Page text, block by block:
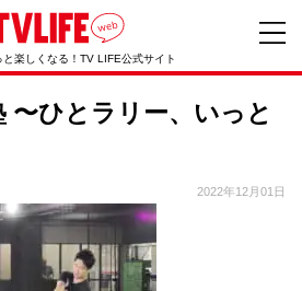
と楽しくなる！TV LIFE公式サイト
〜ひとラリー、いっと
2022年12月01日